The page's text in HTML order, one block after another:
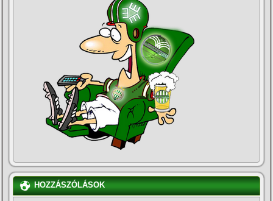
HOZZÁSZÓLÁSOK